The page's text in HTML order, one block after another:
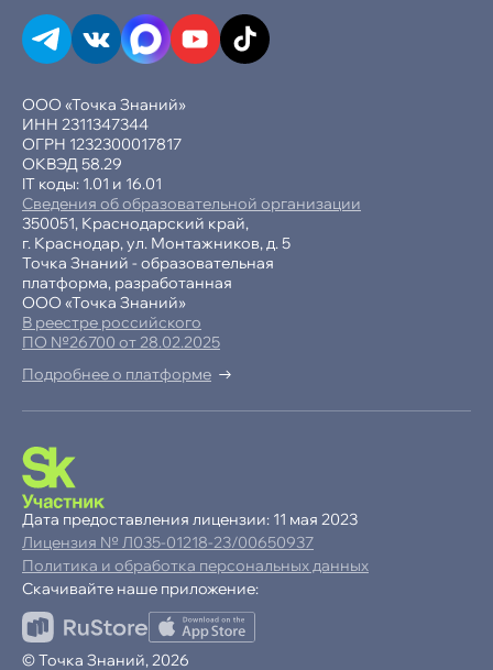
−10% при оплате в рассрочку
Продолжая пользоваться сайтом,
ООО «Точка Знаний»
ИНН 2311347344
ОГРН 1232300017817
ОКВЭД 58.29
IT коды: 1.01 и 16.01
Сведения об образовательной организации
350051, Краснодарский край,
г. Краснодар, ул. Монтажников, д. 5
Точка Знаний - образовательная
платформа, разработанная
ООО «Точка Знаний»
В реестре российского
ПО №26700 от 28.02.2025
Подробнее о платформе
© Точка Знаний, 2026
Политика и обработка персональных данных
Дата предоставления лицензии: 11 мая 2023
Лицензия № Л035-01218-23/00650937
Скачивайте наше приложение: